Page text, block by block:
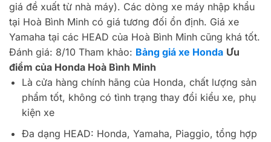
Đội ngũ kỹ thuật có chuyên môn và tay nghề cao
Giá phụ tùng tương đối tốt tại khu vực
Cửa hàng rộng rãi, thoáng mát và rộng khắp Bình
Dương và Đồng Nai
Tác phong chuyên nghiệp, bài bản
Có nhiều hoạt động trong khu vực